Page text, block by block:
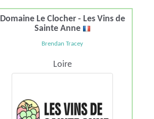
Domaine Le Clocher - Les Vins de
Sainte Anne
Brendan Tracey
Loire